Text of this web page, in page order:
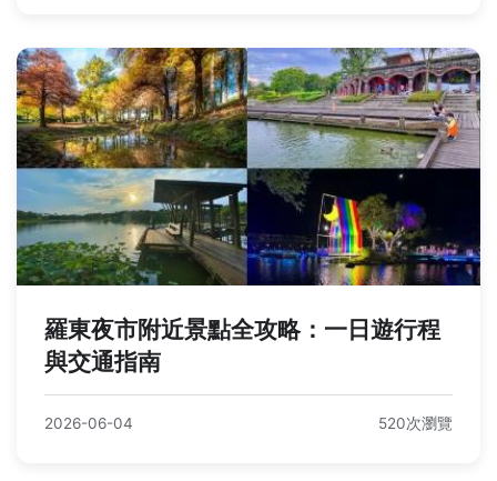
羅東夜市附近景點全攻略：一日遊行程
與交通指南
2026-06-04 520次瀏覽